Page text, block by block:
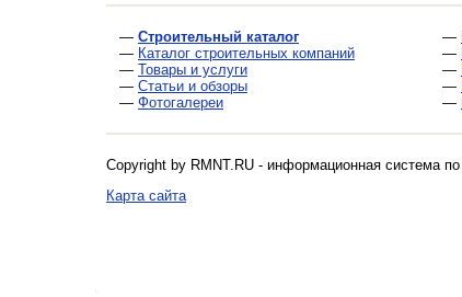
— Строительный каталог
— Каталог строительных компаний
— Товары и услуги
— Статьи и обзоры
— Фотогалереи
—
—
—
—
—
Copyright by RMNT.RU - информационная система по
Карта сайта